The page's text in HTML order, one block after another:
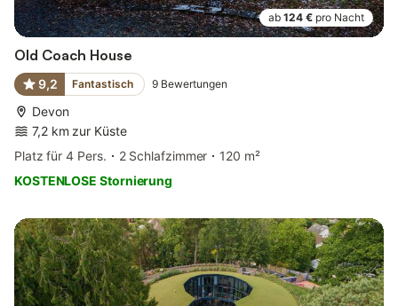
ab 124 € pro Nacht
Old Coach House
9,2 Fantastisch 9 Bewertungen
Devon
7,2 km zur Küste
Platz für 4 Pers.
2 Schlafzimmer
120 m²
KOSTENLOSE Stornierung